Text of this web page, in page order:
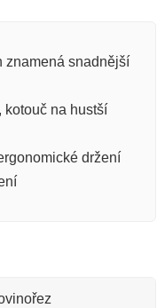
znamená snadnější
kotouč na hustší
držení